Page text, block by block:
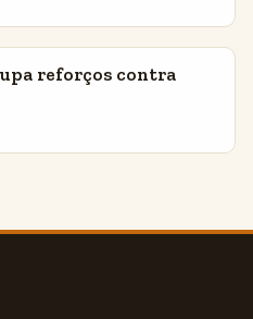
reforços contra